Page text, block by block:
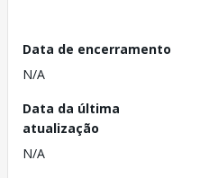
Data de encerramento
N/A
Data da última
atualização
N/A